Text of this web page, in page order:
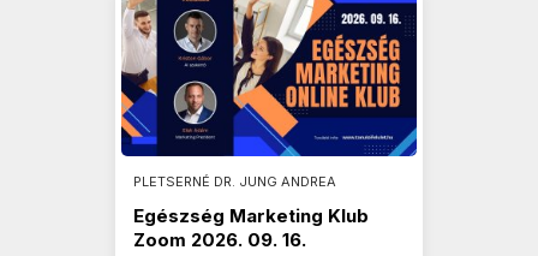
PLETSERNÉ DR. JUNG ANDREA
Egészség Marketing Klub
Zoom 2026. 09. 16.